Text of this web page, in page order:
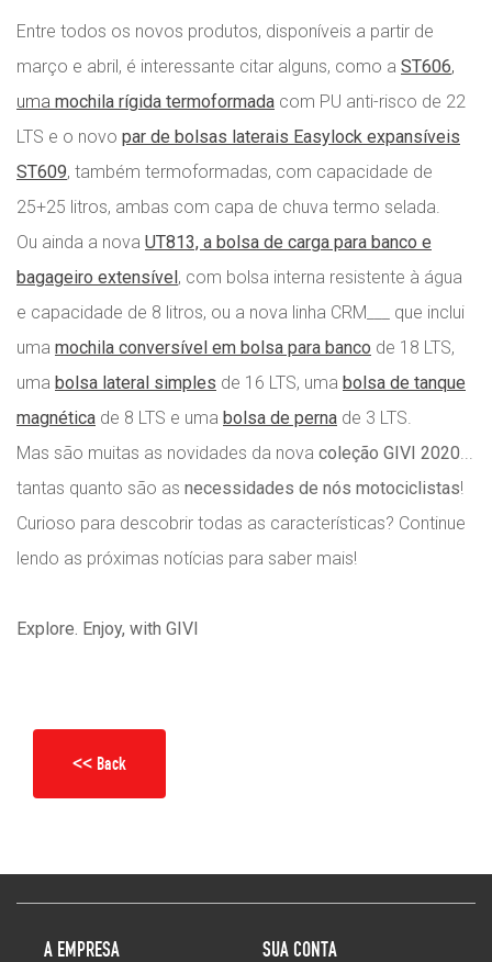
Entre todos os novos produtos, disponíveis a partir de
março e abril, é interessante citar alguns, como a ST606,
uma mochila rígida termoformada com PU anti-risco de 22
LTS e o novo par de bolsas laterais Easylock expansíveis
ST609, também termoformadas, com capacidade de
25+25 litros, ambas com capa de chuva termo selada.
Ou ainda a nova UT813, a bolsa de carga para banco e
bagageiro extensível, com bolsa interna resistente à água
e capacidade de 8 litros, ou a nova linha CRM___ que inclui
uma mochila conversível em bolsa para banco de 18 LTS,
uma bolsa lateral simples de 16 LTS, uma bolsa de tanque
magnética de 8 LTS e uma bolsa de perna de 3 LTS.
Mas são muitas as novidades da nova coleção GIVI 2020
tantas quanto são as necessidades de nós motociclistas!
Curioso para descobrir todas as características? Continue
lendo as próximas notícias para saber mais!
Explore. Enjoy, with GIVI
<< Back
A EMPRESA SUA CONTA